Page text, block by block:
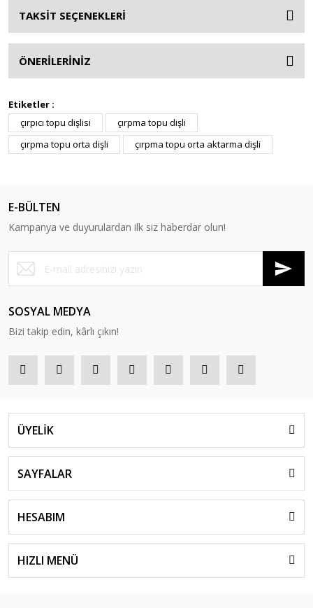
TAKSİT SEÇENEKLERİ
ÖNERİLERİNİZ
Etiketler :
çırpıcı topu dişlisi
çırpma topu dişli
çırpma topu orta dişli
çırpma topu orta aktarma dişli
E-BÜLTEN
Kampanya ve duyurulardan ilk siz haberdar olun!
SOSYAL MEDYA
Bizi takip edin, kârlı çıkın!
ÜYELİK
SAYFALAR
HESABIM
HIZLI MENÜ